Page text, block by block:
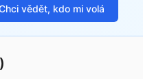
vědět, kdo mi volá